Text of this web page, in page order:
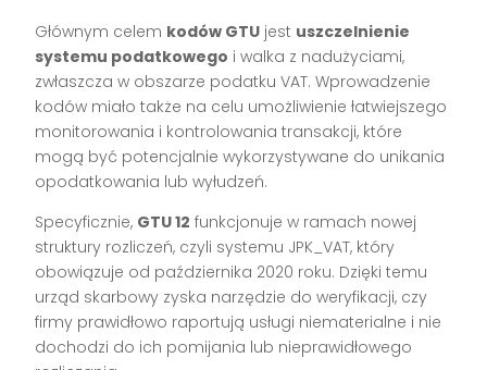
Głównym celem kodów GTU jest uszczelnienie
systemu podatkowego i walka z nadużyciami,
zwłaszcza w obszarze podatku VAT. Wprowadzenie
kodów miało także na celu umożliwienie łatwiejszego
monitorowania i kontrolowania transakcji, które
mogą być potencjalnie wykorzystywane do unikania
opodatkowania lub wyłudzeń.
Specyficznie, GTU 12 funkcjonuje w ramach nowej
struktury rozliczeń, czyli systemu JPK_VAT, który
obowiązuje od października 2020 roku. Dzięki temu
urząd skarbowy zyska narzędzie do weryfikacji, czy
firmy prawidłowo raportują usługi niematerialne i nie
dochodzi do ich pomijania lub nieprawidłowego